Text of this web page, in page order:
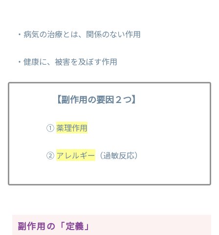
・病気の治療とは、関係のない作用
・健康に、被害を及ぼす作用
【副作用の要因２つ】
① 薬理作用
② アレルギー （過敏反応）
副作用の「定義」